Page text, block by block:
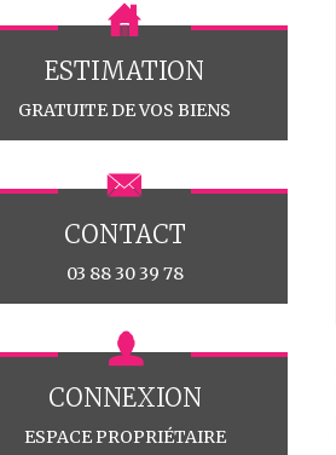
ESTIMATION
GRATUITE DE VOS BIENS
CONTACT
03 88 30 39 78
CONNEXION
ESPACE PROPRIÉTAIRE